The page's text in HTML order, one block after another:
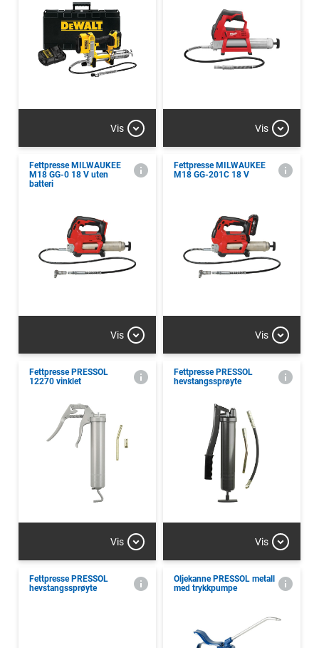
Vis Vis
Fettpresse MILWAUKEE
M18 GG-0 18 V uten
batteri
Vis
Fettpresse MILWAUKEE
M18 GG-201C 18 V
Vis
Fettpresse PRESSOL
12270 vinklet
Vis
Fettpresse PRESSOL
hevstangssprøyte
Vis
Fettpresse PRESSOL
hevstangssprøyte
Oljekanne PRESSOL metall
med trykkpumpe